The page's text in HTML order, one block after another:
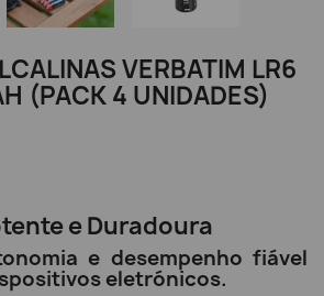
VERBATIM LR6
(PACK 4 UNIDADES)
e Duradoura
e desempenho fiável
eletrónicos.